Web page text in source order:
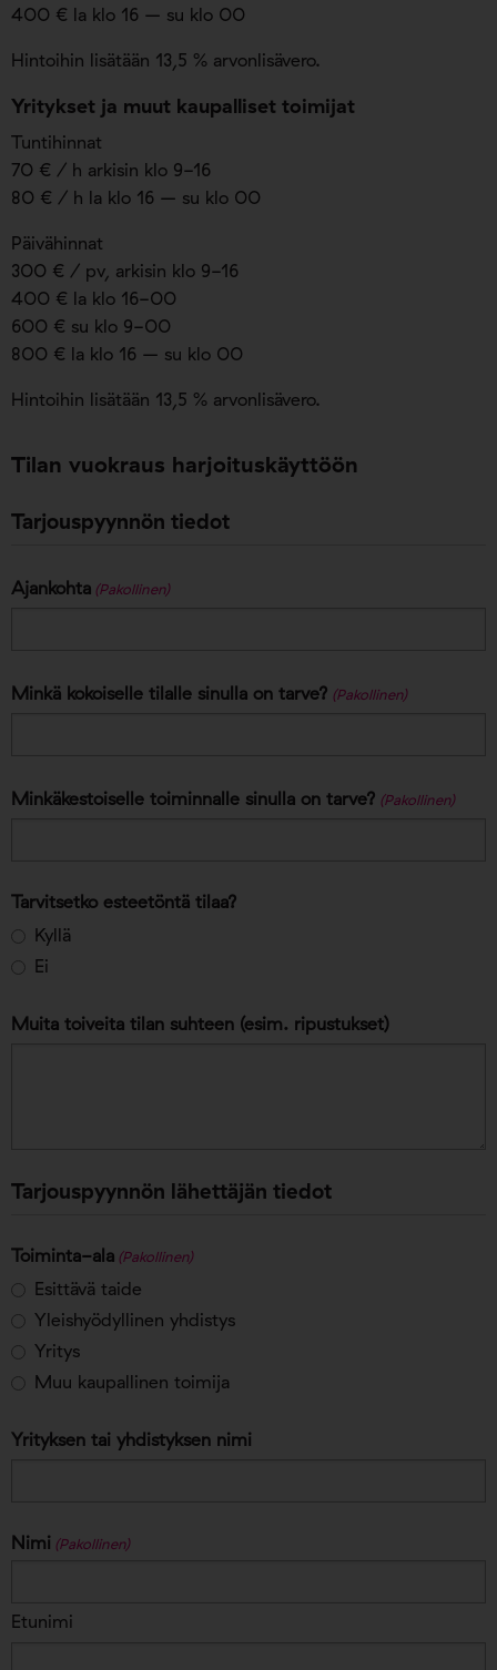
400 € la klo 16 – su klo 00
Hintoihin lisätään 13,5 % arvonlisävero.
Yritykset ja muut kaupalliset toimijat
Tuntihinnat
70 € / h arkisin klo 9-16
80 € / h la klo 16 – su klo 00
Päivähinnat
300 € / pv, arkisin klo 9-16
400 € la klo 16-00
600 € su klo 9-00
800 € la klo 16 – su klo 00
Hintoihin lisätään 13,5 % arvonlisävero.
Tilan vuokraus harjoituskäyttöön
Tarjouspyynnön tiedot
Ajankohta (Pakollinen)
Minkä kokoiselle tilalle sinulla on tarve? (Pakollinen)
Minkäkestoiselle toiminnalle sinulla on tarve? (Pakollinen)
Tarvitsetko esteetöntä tilaa?
Kyllä
Ei
Muita toiveita tilan suhteen (esim. ripustukset)
Tarjouspyynnön lähettäjän tiedot
Toiminta-ala (Pakollinen)
Esittävä taide
Yleishyödyllinen yhdistys
Yritys
Muu kaupallinen toimija
Yrityksen tai yhdistyksen nimi
Nimi (Pakollinen)
Etunimi